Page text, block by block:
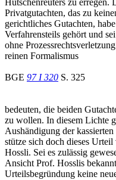
Privatgutachten, das zu
gerichtliches Gutachten,
Verfahrensteils gehört und
ohne
reinen Formalismus
BGE 97 I 320 S. 325
bedeuten, die beiden
zu wollen. In diesem Lichte
Aushändigung der
stütze sich doch dieses
Hossli. Sei es zulässig
Ansicht Prof. Hosslis
Urteilsbegründung keine